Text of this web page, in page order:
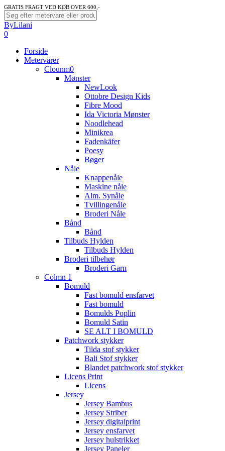
Skip
to
main
content
GRATIS FRAGT VED KØB OVER 600,-
Close
Search
ByLilani
search
account
0
Forside
Metervarer
Clounm0
Mønster
NewLook
Ottobre Design Kids
Fibre Mood
Ida Victoria Mønster
Noodlehead
Minikrea
Fadenkäfer
Poesy
Bøger
Nåle
Knappenåle
Maskine nåle
Alm. Synåle
Tvillingenåle
Broderi Nåle
Bånd
Bånd
Tilbuds Hylden
Tilbuds Hylden
Broderi tilbehør
Broderi Garn
Colmn 1
Bomuld
Fast bomuld ensfarvet
Fast bomuld
Bomulds Poplin
Bomuld Satin
SE ALT I BOMULD
Patchwork stykker
Tilda stof stykker
Bali Stof stykker
Blandet patchwork stof stykker
Licens Print
Licens
Jersey
Jersey Bambus
Jersey Striber
Jersey digitalprint
Jersey ensfarvet
Jersey hulstrikket
Jersey Paneler